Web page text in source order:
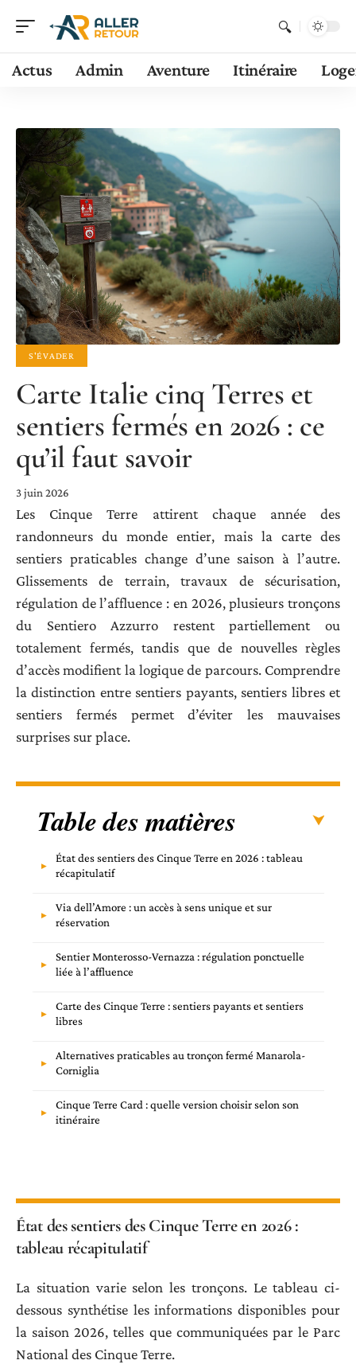
Actus Admin Aventure Itinéraire
S'ÉVADER
Carte Italie cinq Terres et
sentiers fermés en 2026 : ce
qu’il faut savoir
3 juin 2026
Les Cinque Terre attirent chaque année des
randonneurs du monde entier, mais la carte des
sentiers praticables change d’une saison à l’autre.
Glissements de terrain, travaux de sécurisation,
régulation de l’affluence : en 2026, plusieurs tronçons
du Sentiero Azzurro restent partiellement ou
totalement fermés, tandis que de nouvelles règles
d’accès modifient la logique de parcours. Comprendre
la distinction entre sentiers payants, sentiers libres et
sentiers fermés permet d’éviter les mauvaises
surprises sur place.
Table des matières
État des sentiers des Cinque Terre en 2026 : tableau
récapitulatif
Via dell’Amore : un accès à sens unique et sur
réservation
Sentier Monterosso-Vernazza : régulation ponctuelle
liée à l’affluence
Carte des Cinque Terre : sentiers payants et sentiers
libres
Alternatives praticables au tronçon fermé Manarola-
Corniglia
Cinque Terre Card : quelle version choisir selon son
itinéraire
État des sentiers des Cinque Terre en 2026 :
tableau récapitulatif
La situation varie selon les tronçons. Le tableau ci-
dessous synthétise les informations disponibles pour
la saison 2026, telles que communiquées par le Parc
National des Cinque Terre.